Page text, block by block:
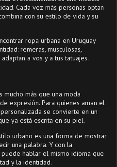
Cada vez más personas optan
con su estilo de vida y su
ropa urbana en Uruguay
remeras, musculosas,
a vos y a tus tatuajes.
mucho más que una moda
expresión. Para quienes aman el
se convierte en un
ya está escrita en su piel.
urbano es una forma de mostrar
una palabra. Y con la
hablar el mismo idioma que
y la identidad.